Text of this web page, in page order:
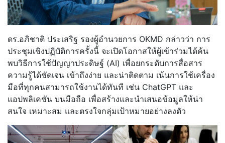
ดร.อภิชาติ ประเสริฐ รองผู้อำนวยการ OKMD กล่าวว่า การ
ประชุมเชิงปฏิบัติการครั้งนี้ จะเปิดโอกาสให้ผู้เข้าร่วมได้ค้น
พบวิธีการใช้ปัญญาประดิษฐ์ (AI) เพื่อยกระดับการสื่อสาร
ความรู้ได้ชัดเจน เข้าถึงง่าย และน่าติดตาม เน้นการใช้เครื่อง
มือที่ทุกคนสามารถใช้งานได้ทันที เช่น ChatGPT และ
แอปพลิเคชัน บนมือถือ เพื่อสร้างและนำเสนอข้อมูลให้น่า
สนใจ เหมาะสม และตรงใจกลุ่มเป้าหมายอย่างลงตัว